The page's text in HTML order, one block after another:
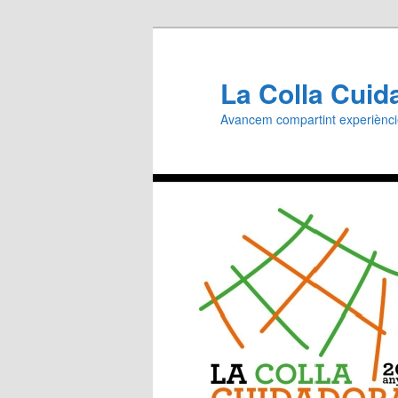
La Colla
Avancem compartint